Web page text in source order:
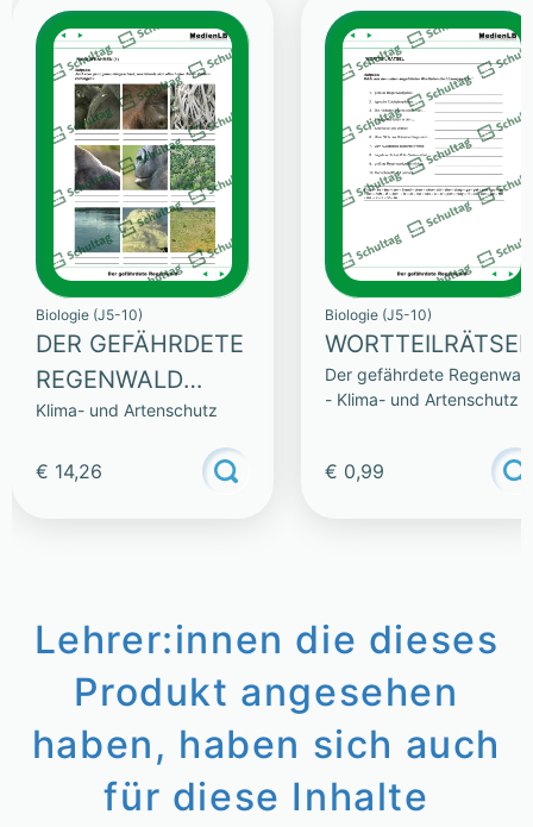
Biologie (J5-10)
DER GEFÄHRDETE
REGENWALD
(SAMMLUNG)
Klima- und Artenschutz
€ 14,26
Biologie (J5-10)
WORTTEILRÄTSEL
Der gefährdete
- Klima- und Artenschutz
€ 0,99
Lehrer:innen die dieses
Produkt angesehen
haben, haben sich auch
für diese Inhalte